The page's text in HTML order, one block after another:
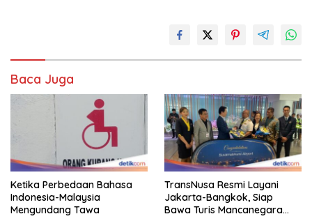
Baca Juga
Ketika Perbedaan Bahasa
Indonesia-Malaysia
Mengundang Tawa
TransNusa Resmi Layani
Jakarta-Bangkok, Siap
Bawa Turis Mancanegara